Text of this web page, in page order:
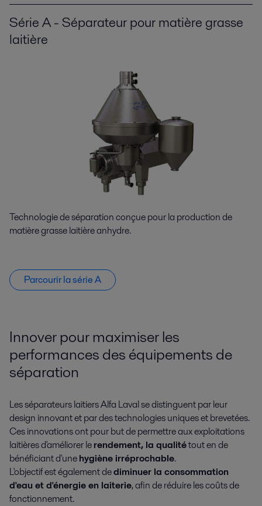
Série A - Séparateur pour matière grasse
laitière
Technologie de séparation conçue pour la production de
matière grasse laitière anhydre.
Parcourir la série A
Innover pour maximiser les
performances des équipements de
séparation
Les séparateurs laitiers Alfa Laval se distinguent par leur
design innovant et par des technologies uniques et brevetées.
Ces innovations ont pour but de permettre aux exploitations
laitières d'améliorer lerendement, la qualitétout en de
bénéficiant d'unehygiène irréprochable.
L'objectif est également dediminuer la consommation
d'eau et d'énergie en laiterie, afin de réduire les coûts de
fonctionnement.